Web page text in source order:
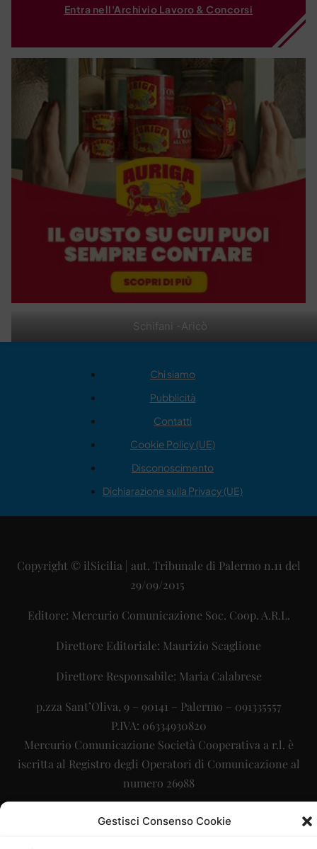
Gestisci Consenso Cookie
Schifani -Aricò
Entra nell'Archivio Lavoro & Concorsi
Chi siamo
Pubblicità
Contatti
Cookie Policy (UE)
Disconoscimento
Dichiarazione sulla Privacy (UE)
Copyright © ilSicilia | aut. Tribunale di Palermo n.11 del
29/09/2015
Editore: Mercurio Comunicazione Soc. Coop. A.R.L.
Direttore Editoriale: Maurizio Scaglione
Direttore Responsabile: Maria Calabrese
p.zza Sant’Oliva, 9 – 90141 – Palermo – 091335557
P.IVA: 06334930820
Mercurio Comunicazione Società Cooperativa a r.l. è
iscritta al Registro degli Operatori di Comunicazione al
numero 26988
La Digitale srl info@ladigitale.it